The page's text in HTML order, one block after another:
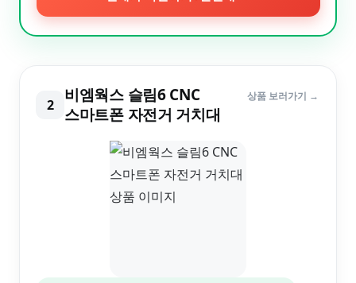
2
비엠웍스 슬림6 CNC
스마트폰 자전거 거치대
상품 보러가기 →